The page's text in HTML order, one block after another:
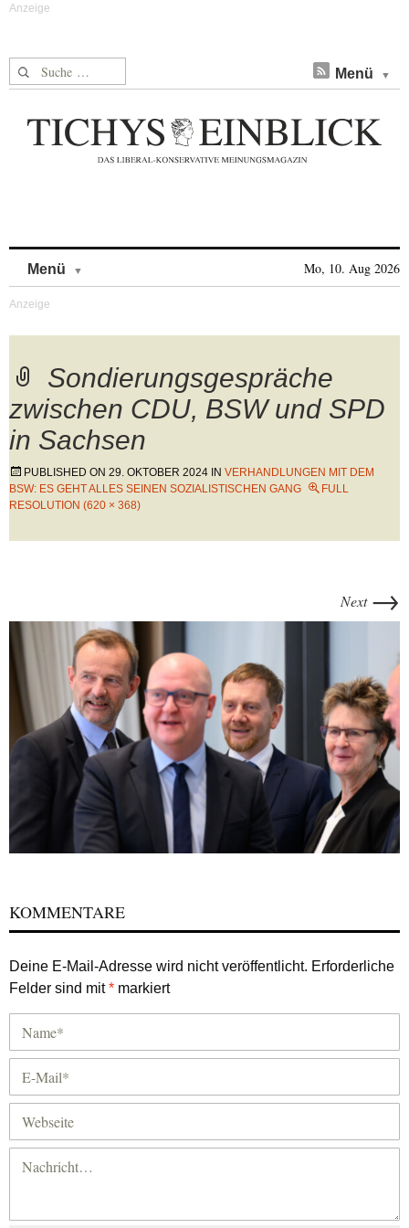
Suche nach: Menü
Menü Mo, 10. Aug 2026
Sondierungsgespräche
zwischen CDU, BSW und SPD
in Sachsen
PUBLISHED ON 29. OKTOBER 2024 IN VERHANDLUNGEN MIT DEM
BSW: ES GEHT ALLES SEINEN SOZIALISTISCHEN GANG
FULL
RESOLUTION (620 × 368)
Next →
KOMMENTARE
Deine E-Mail-Adresse wird nicht veröffentlicht. Erforderliche
Felder sind mit* markiert